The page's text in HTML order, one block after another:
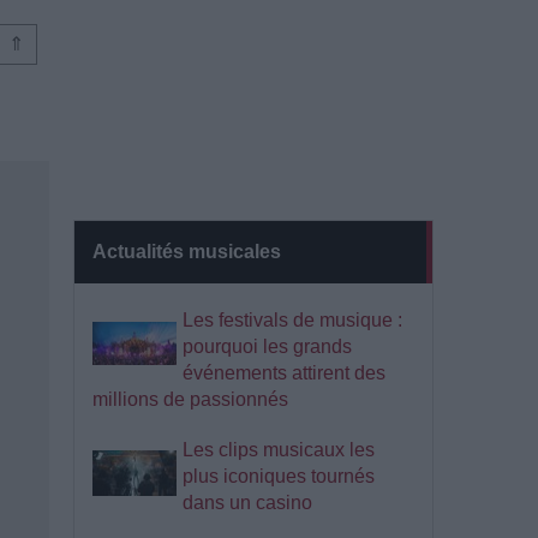
Actualités musicales
Les festivals de musique :
pourquoi les grands
événements attirent des
millions de passionnés
Les clips musicaux les
plus iconiques tournés
dans un casino
⇑